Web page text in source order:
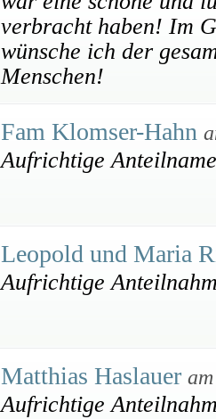
verbracht haben! Im
wünsche ich der
Menschen!
Fam Klomser-Hahn
Aufrichtige Anteilname
Leopold und Maria
Aufrichtige
Matthias Haslauer
Aufrichtige